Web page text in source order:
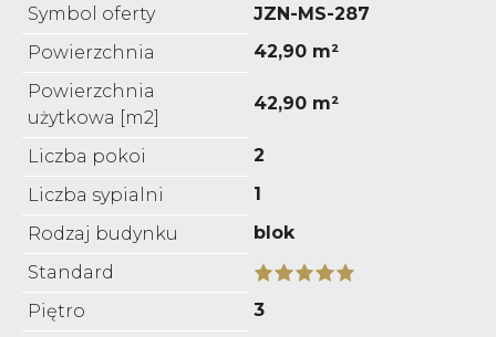
Symbol oferty
JZN-MS-287
Powierzchnia
42,90 m²
Powierzchnia
użytkowa [m2]
42,90 m²
Liczba pokoi
2
Liczba sypialni
1
Rodzaj budynku
blok
Standard
Piętro
3